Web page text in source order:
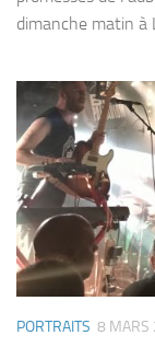
dimanche matin à
PORTRAITS 8 MARS